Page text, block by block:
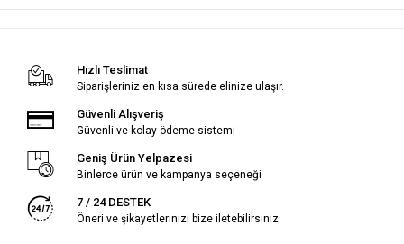
Hızlı Teslimat
Siparişleriniz en kısa sürede elinize ulaşır.
Güvenli Alışveriş
Güvenli ve kolay ödeme sistemi
Geniş Ürün Yelpazesi
Binlerce ürün ve kampanya seçeneği
7 / 24 DESTEK
Öneri ve şikayetlerinizi bize iletebilirsiniz.